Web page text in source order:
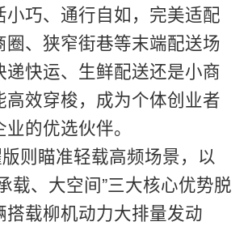
小巧、通行自如，完美适配
圈、狭窄街巷等末端配送场
递快运、生鲜配送还是小商
高效穿梭，成为个体创业者
的优选伙伴。
则瞄准轻载高频场景，以
载、大空间”三大核心优势脱
搭载柳机动力大排量发动